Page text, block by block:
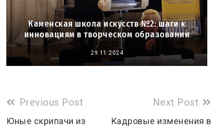
Каменская школа искусств №2: шаги к
инновациям в творческом образовании
29.11.2024
Read
more
Previous Post
Юные скрипачи из
Next Post
Кадровые изменения в